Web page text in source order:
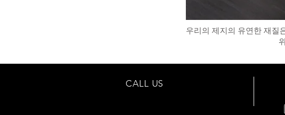
우리의 제지의 유연한 재질
CALL US